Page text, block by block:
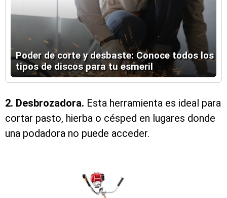
Poder de corte y desbaste: Conoce todos los
tipos de discos para tu esmeril
2. Desbrozadora. Esta herramienta es ideal para
cortar pasto, hierba o césped en lugares donde
una podadora no puede acceder.